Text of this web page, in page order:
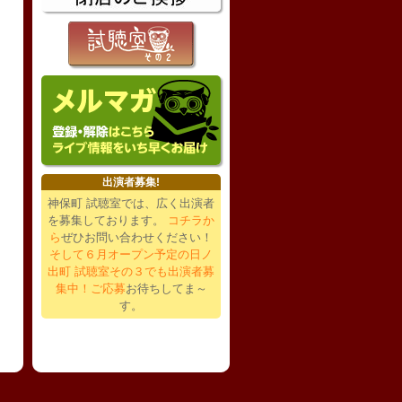
出演者募集!
神保町 試聴室では、広く出演者
を募集しております。
コチラか
らぜひお問い合わせください！
そして６月オープン予定の日ノ
出町 試聴室その３でも出演者募
集中！ご応募お待ちしてま～
す。